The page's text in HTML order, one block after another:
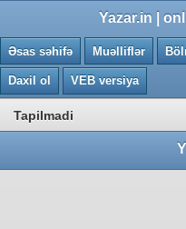
Yazar.in |
Əsas səhifə Muəlliflər
Daxil ol VEB versiya
Tapilmadi